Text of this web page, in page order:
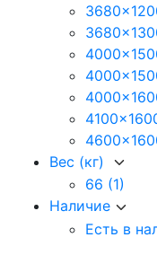
Вес (кг)
66 (1)
Наличие
Есть в